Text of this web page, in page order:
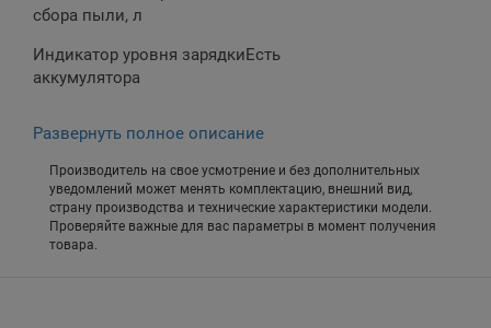
сбора пыли, л
Индикатор уровня зарядки
аккумулятора
Есть
Развернуть полное описание
Производитель на свое усмотрение и без дополнительных
уведомлений может менять комплектацию, внешний вид,
страну производства и технические характеристики модели.
Проверяйте важные для вас параметры в момент получения
товара.